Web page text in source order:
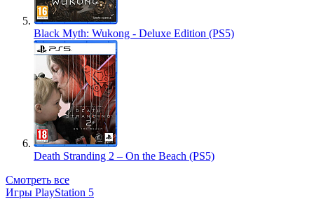
Black Myth: Wukong - Deluxe Edition (PS5)
Death Stranding 2 – On the Beach (PS5)
Смотреть все
Игры PlayStation 5